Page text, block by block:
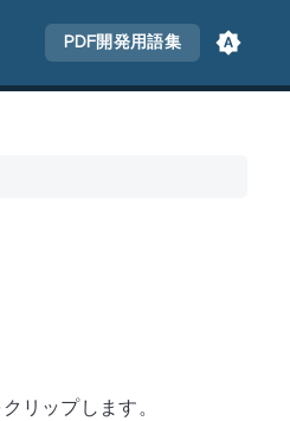
PDF開発用語集
リップします。